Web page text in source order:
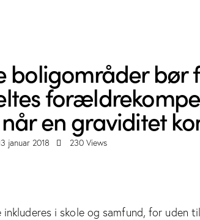
boligområder bør
en graviditet
januar 2018 230 Views
inkluderes i skole og samfund, for